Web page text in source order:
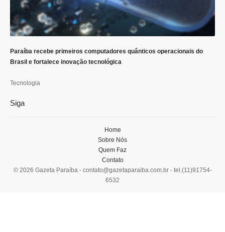
Paraíba recebe primeiros computadores quânticos operacionais do
Brasil e fortalece inovação tecnológica
Tecnologia
Siga
© 2026 Gazeta Paraíba - contato@gazetaparaiba.com.br- tel.(11)91754-
6532
Home
Sobre Nós
Quem Faz
Contato